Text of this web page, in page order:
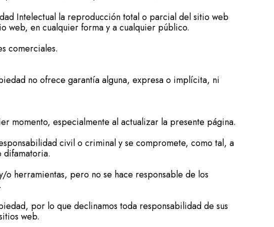
Intelectual la reproducción total o parcial del sitio web
web, en cualquier forma y a cualquier público.
comerciales.
no ofrece garantía alguna, expresa o implícita, ni
momento, especialmente al actualizar la presente página.
civil o criminal y se compromete, como tal, a
difamatoria.
herramientas, pero no se hace responsable de los
por lo que declinamos toda responsabilidad de sus
web.